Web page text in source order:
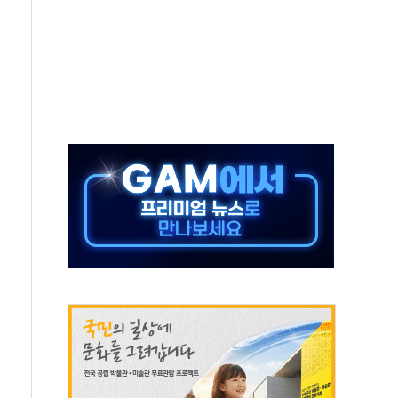
거꾸로' 논란…이틀만에 철거
술·체육요원 최대 33% 감축
…野 "청년 우롱 기괴" vs 與 "송구한 해프닝"
2026'서 어린이 과학연극 2편 수상
우스' 잠실점, 직장인 핫플레이스로 부상
조율 완료…초고가·비거주 1주택 등 여론 수렴"